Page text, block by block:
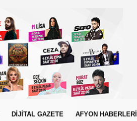
DİJİTAL GAZETE AFYON HABERLERİ